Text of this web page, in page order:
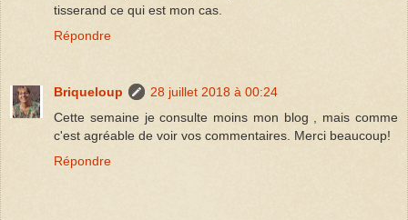
tisserand ce qui est mon cas.
Répondre
Briqueloup
28 juillet 2018 à 00:24
Cette semaine je consulte moins mon blog , mais comme
c'est agréable de voir vos commentaires. Merci beaucoup!
Répondre